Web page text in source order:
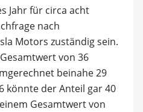
Jahr für circa acht
nach
Motors zuständig sein.
von 36
beinahe 29
könnte der Anteil gar 40
Gesamtwert von